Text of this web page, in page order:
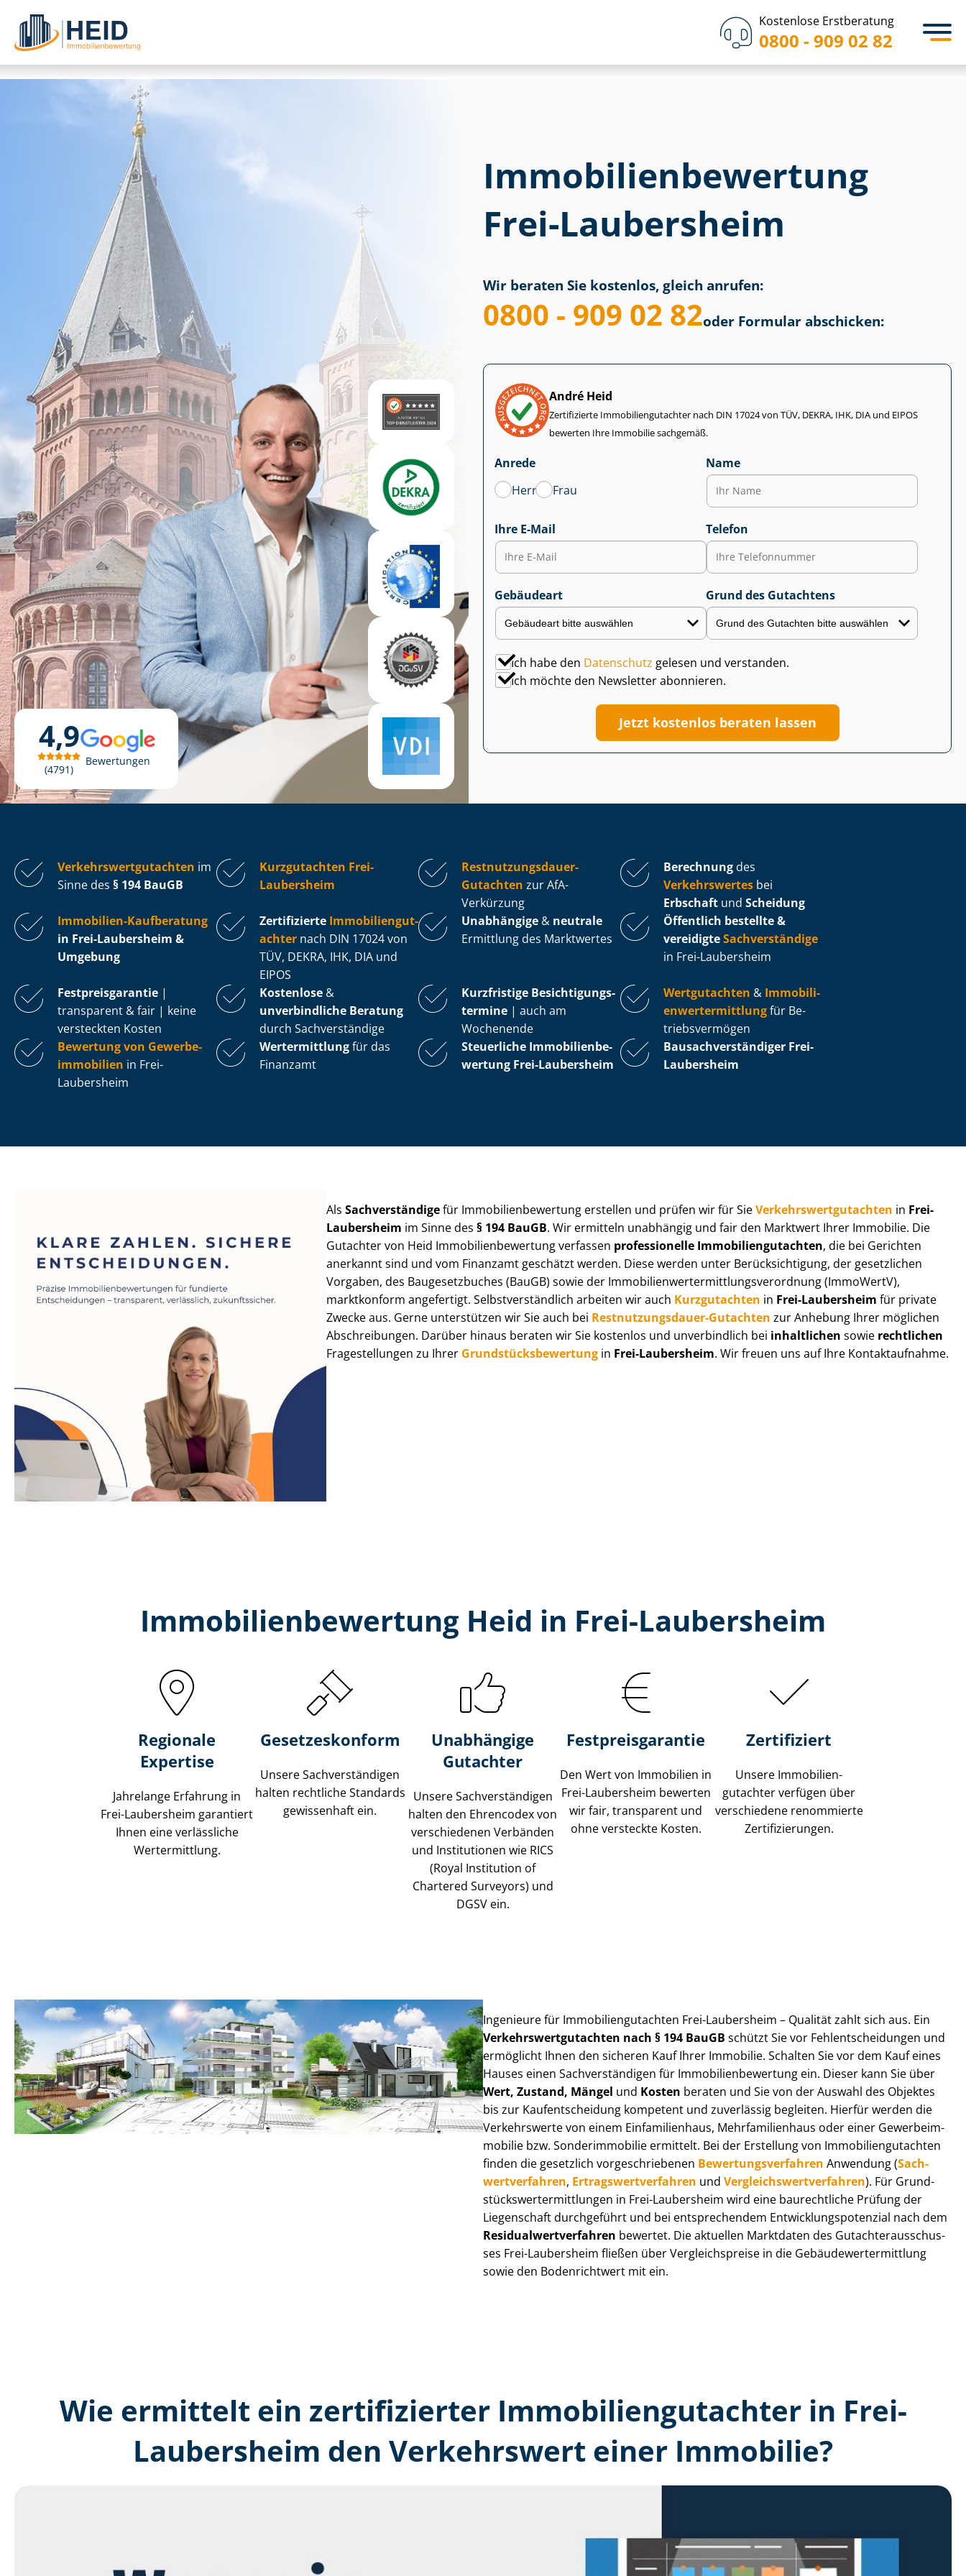
Kostenlose Erstberatung
0800 - 909 02 82
4,9
4791
Bewertungen
Immobilien­bewertung
Frei-Laubersheim
Wir beraten Sie kostenlos, gleich anrufen:
0800 - 909 02 82oder Formular abschicken:
André Heid
Zertifizierte Im­mo­bi­li­en­gut­ach­ter nach DIN 17024 von TÜV, DEKRA, IHK, DIA und EIPOS
bewerten Ihre Immobilie sachgemäß.
Anrede
Herr
Frau
Name
Ihre E-Mail Telefon
Gebäudeart Grund des Gutachtens
Ich habe den Datenschutz gelesen und verstanden.
Ich möchte den Newsletter abonnieren.
Jetzt kostenlos beraten lassen
Ver­kehrs­wert­gut­ach­ten im
Sinne des § 194 BauGB
Kurzgutachten Frei-
Laubersheim
Rest­nut­zungs­dau­er-
Gutachten zur AfA-
Verkürzung
Berechnung des
Verkehrswertes bei
Erbschaft und Scheidung
Immobilien-Kaufberatung
in Frei-Laubersheim &
Umgebung
Zertifizierte Im­mo­bi­li­en­gut­
ach­ter nach DIN 17024 von
TÜV, DEKRA, IHK, DIA und
EIPOS
Unabhängige & neutrale
Ermittlung des Marktwertes
Öffentlich bestellte &
vereidigteSachverständige
in Frei-Laubersheim
Fest­preis­ga­ran­tie |
transparent & fair | keine
versteckten Kosten
Kostenlose &
unverbindliche Beratung
durch Sachverständige
Kurzfristige Be­sich­ti­gungs­
ter­mi­ne | auch am
Wochenende
Wertgutachten & Im­mo­bi­li­
en­wert­ermitt­lungfür Be­
triebs­ver­mö­gen
Bewertung von Ge­wer­be­
im­mo­bi­li­en in Frei-
Laubersheim
Wertermittlungfür das
Finanzamt
Steuerliche Im­mo­bi­li­en­be­
wer­tung Frei-Laubersheim
Bau­sach­ver­stän­di­ger Frei-
Laubersheim
AlsSachverständigefür Im­mo­bi­li­en­be­wer­tung erstellen und prüfen wir für SieVer­kehrs­wert­gut­ach­ten in Frei-
Laubersheim im Sinne des§ 194 BauGB. Wir ermitteln unabhängig und fair den Marktwert Ihrer Immobilie. Die
Gutachter von Heid Im­mo­bi­li­en­be­wer­tung verfassen professionelle Im­mo­bi­li­en­gut­ach­ten, die bei Gerichten
anerkannt sind und vom Finanzamt geschätzt werden. Diese werden unter Be­rück­sich­ti­gung, der gesetzlichen
Vorgaben, des Baugesetzbuches (BauGB) sowie der Im­mo­bi­li­en­wert­ermitt­lungs­ver­ord­nung (ImmoWertV),
marktkonform angefertigt. Selbst­ver­ständ­lich arbeiten wir auch Kurzgutachten in Frei-Laubersheim für private
Zwecke aus. Gerne unterstützen wir Sie auch bei Rest­nut­zungs­dau­er-Gutachten zur Anhebung Ihrer möglichen
Abschreibungen. Darüber hinaus beraten wir Sie kostenlos und unverbindlich bei inhaltlichen sowie rechtlichen
Fragestellungen zu Ihrer Grund­stücks­be­wer­tung in Frei-Laubersheim. Wir freuen uns auf Ihre Kontaktaufnahme.
Immobilien­bewertung Heid in Frei-Laubersheim
Regionale
Expertise
Jahrelange Erfahrung in
Frei-Laubersheim garantiert
Ihnen eine verlässliche
Wertermittlung.
Gesetzes­konform
Unsere Sach­ver­stän­di­gen
halten rechtliche Standards
gewissenhaft ein.
Unabhängige
Gutachter
Unsere Sach­ver­stän­di­gen
halten den Ehrencodex von
verschiedenen Verbänden
und Institutionen wie RICS
(Royal Institution of
Chartered Surveyors) und
DGSV ein.
Festpreis​garantie
Den Wert von Immobilien in
Frei-Laubersheim bewerten
wir fair, transparent und
ohne versteckte Kosten.
Zertifiziert
Unsere Immobilien­
gutachter verfügen über
verschiedene renommierte
Zer­ti­fi­zie­run­gen.
Ingenieure für Im­mo­bi­li­en­gut­ach­ten Frei-Laubersheim – Qualität zahlt sich aus. Ein
Ver­kehrs­wert­gut­ach­ten nach § 194 BauGB schützt Sie vor Fehl­ent­schei­dun­gen und
ermöglicht Ihnen den sicheren Kauf Ihrer Immobilie. Schalten Sie vor dem Kauf eines
Hauses einen Sach­ver­stän­di­gen für Im­mo­bi­li­en­be­wer­tung ein. Dieser kann Sie über
Wert, Zustand, Mängel und Kosten beraten und Sie von der Auswahl des Objektes
bis zur Kauf­ent­schei­dung kompetent und zuverlässig begleiten. Hierfür werden die
Verkehrswerte von einem Einfamilienhaus, Mehr­fa­mi­li­en­haus oder einer Ge­wer­be­im­
mo­bi­lie bzw. Sonderimmobilie ermittelt. Bei der Erstellung von Im­mo­bi­li­en­gut­ach­ten
finden die gesetzlich vor­ge­schrie­be­nen Be­wer­tungs­ver­fah­ren Anwendung (Sach­
wert­ver­fah­ren, Er­trags­wert­ver­fah­ren und Ver­gleichs­wert­ver­fah­ren). Für Grund­
stücks­wert­ermitt­lun­gen in Frei-Laubersheim wird eine baurechtliche Prüfung der
Liegenschaft durchgeführt und bei entsprechendem Ent­wick­lungs­po­ten­zi­al nach dem
Re­si­du­al­wert­ver­fah­ren bewertet. Die aktuellen Marktdaten des Gut­ach­ter­aus­schus­
ses Frei-Laubersheim fließen über Ver­gleichs­prei­se in die Ge­bäu­de­wert­ermitt­lung
sowie den Bodenrichtwert mit ein.
Wie ermittelt ein zertifizierter Immobilien­gutachter in Frei-
Laubersheim den Verkehrswert einer Immobilie?